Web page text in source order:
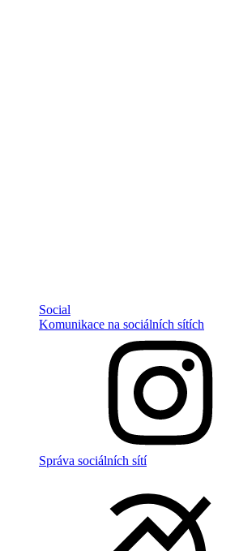
Social
Komunikace na sociálních sítích
Správa sociálních sítí